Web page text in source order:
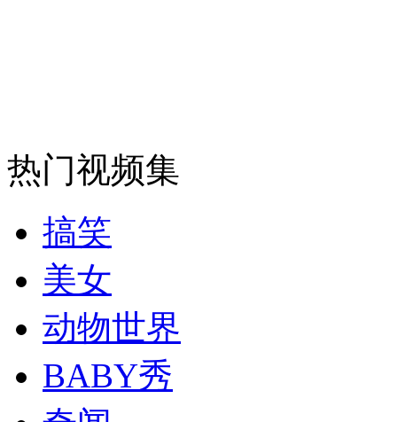
司机酒驾遇交警 急速倒车逃窜
热门视频集
搞笑
美女
动物世界
BABY秀